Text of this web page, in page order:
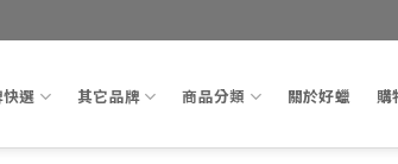
選 其它品牌 商品分類 關於好蠟 購